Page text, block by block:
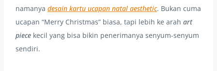
namanya desain kartu ucapan natal aesthetic. Bukan cuma
ucapan “Merry Christmas” biasa, tapi lebih ke arah art
piece kecil yang bisa bikin penerimanya senyum-senyum
sendiri.